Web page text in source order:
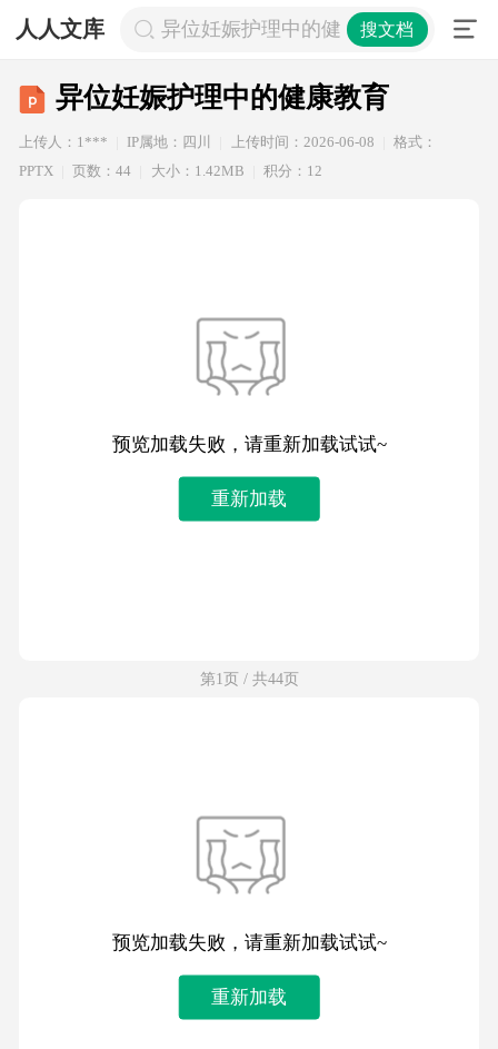
人人文库 异位妊娠护理中的健康教育
搜文档
异位妊娠护理中的健康教育
上传人：1*** IP属地：四川 上传时间：2026-06-08
格式：
PPTX
页数：44 大小：1.42MB 积分：12
预览加载失败，请重新加载试试~
重新加载
第1页 / 共44页
预览加载失败，请重新加载试试~
重新加载